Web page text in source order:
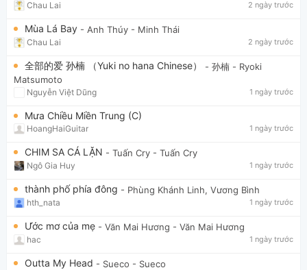
Chau Lai 2 ngày trước
Mùa Lá Bay - Anh Thúy - Minh Thái
Chau Lai 2 ngày trước
全部的爱 孙楠 （Yuki no hana Chinese） - 孙楠 - Ryoki
Matsumoto
Nguyễn Việt Dũng 1 ngày trước
Mưa Chiều Miền Trung (C)
HoangHaiGuitar 1 ngày trước
CHIM SA CÁ LẶN - Tuấn Cry - Tuấn Cry
Ngô Gia Huy 1 ngày trước
thành phố phía đông - Phùng Khánh Linh, Vương Bình
hth_nata 1 ngày trước
Ước mơ của mẹ - Văn Mai Hương - Văn Mai Hương
hac 1 ngày trước
Outta My Head - Sueco - Sueco